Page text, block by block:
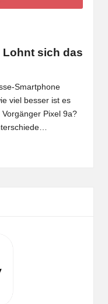
Lohnt sich das
Smartphone
viel besser ist es
Pixel 9a?